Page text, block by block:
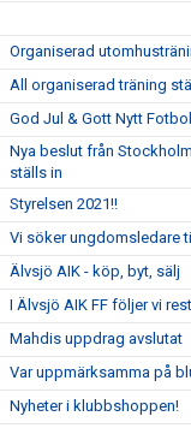
Organiserad
All organiserad träning
God Jul & Gott Nytt
Nya beslut från
ställs in
Styrelsen 2021!!
Vi söker ungdomsledare
Älvsjö AIK - köp, byt, sälj
I Älvsjö AIK FF följer vi
Mahdis uppdrag avslutat
Var uppmärksamma på
Nyheter i klubbshoppen!